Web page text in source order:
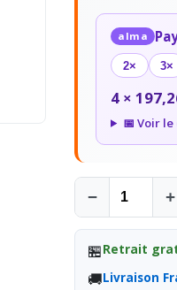
alma
2× 3×
4 ×
📅 Voir
− +
🏪Retrait
🚚Livraison